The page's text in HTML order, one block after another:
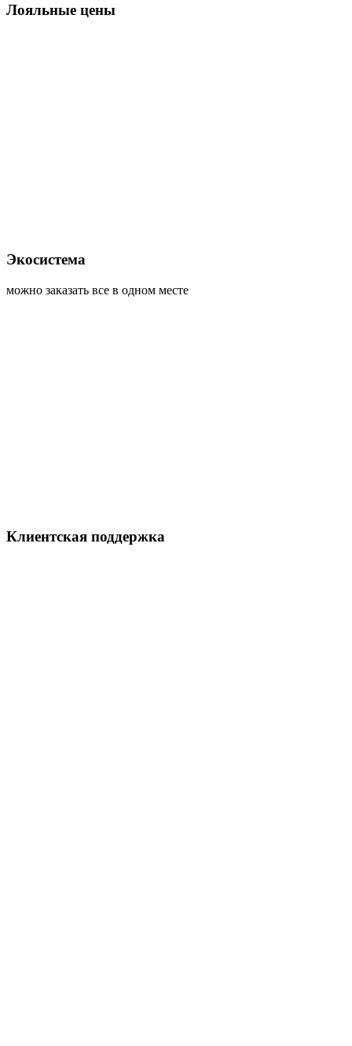
Лояльные цены
Экосистема
можно заказать все в одном месте
Клиентская поддержка